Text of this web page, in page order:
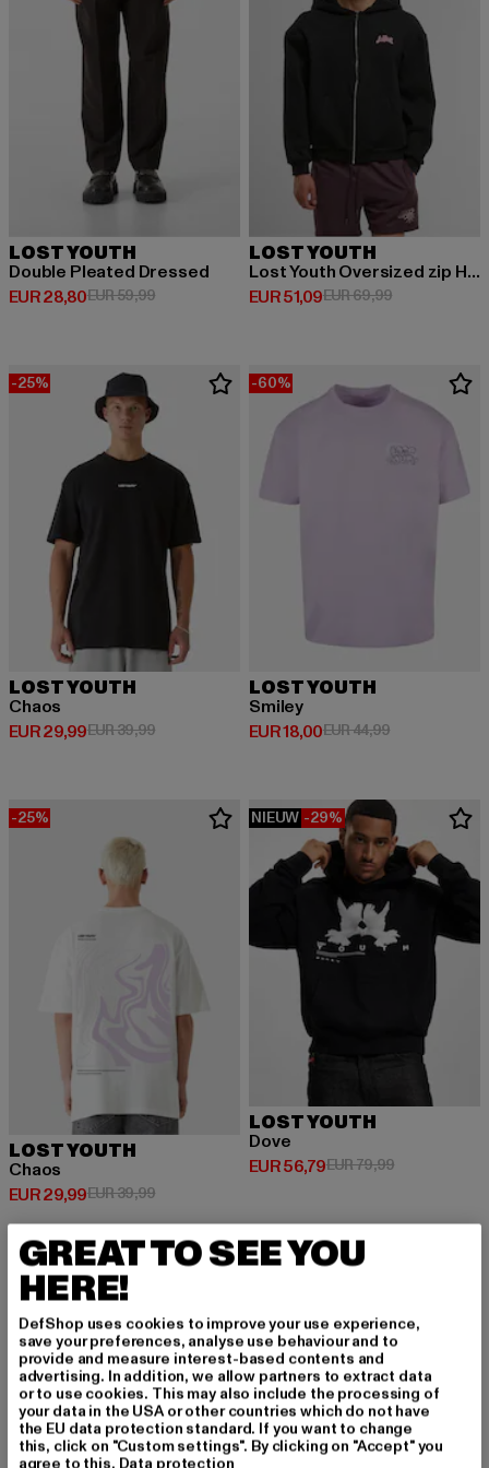
LOST YOUTH
Double Pleated Dressed
EUR 28,80
Huidige prijs: EUR 28,80
EUR 59,99Actieprijs: EUR 59,99
LOST YOUTH
Lost Youth Oversized zip Hoodie - Responsibly Irresponsible
EUR 51,09
Huidige prijs: EUR 51,09
EUR 69,99Actieprijs:
-25%
LOST YOUTH
Chaos
EUR 29,99
Huidige prijs: EUR 29,99
EUR 39,99Actieprijs: EUR 39,99
-60%
LOST YOUTH
Smiley
EUR 18,00
Huidige prijs: EUR 18,00
EUR 44,99Actieprijs:
-25%
LOST YOUTH
Chaos
EUR 29,99
Huidige prijs: EUR 29,99
EUR 39,99Actieprijs: EUR 39,99
NIEUW -29%
LOST YOUTH
Dove
EUR 56,79
Huidige prijs: EUR 56,79
EUR 79,99Actieprijs:
-34%
GREAT TO SEE YOU
HERE!
DefShop uses cookies to improve your use experience,
save your preferences, analyse use behaviour and to
provide and measure interest-based contents and
advertising. In addition, we allow partners to extract data
or to use cookies. This may also include the processing of
your data in the USA or other countries which do not have
the EU data protection standard. If you want to change
this, click on "Custom settings". By clicking on "Accept" you
agree to this. Data protection